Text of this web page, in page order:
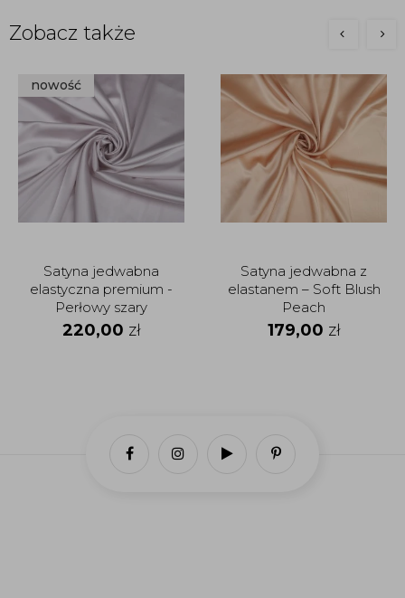
Zobacz także
nowość
Satyna jedwabna
elastyczna premium -
Perłowy szary
220,00 zł
Satyna jedwabna z
elastanem – Soft Blush
Peach
179,00 zł